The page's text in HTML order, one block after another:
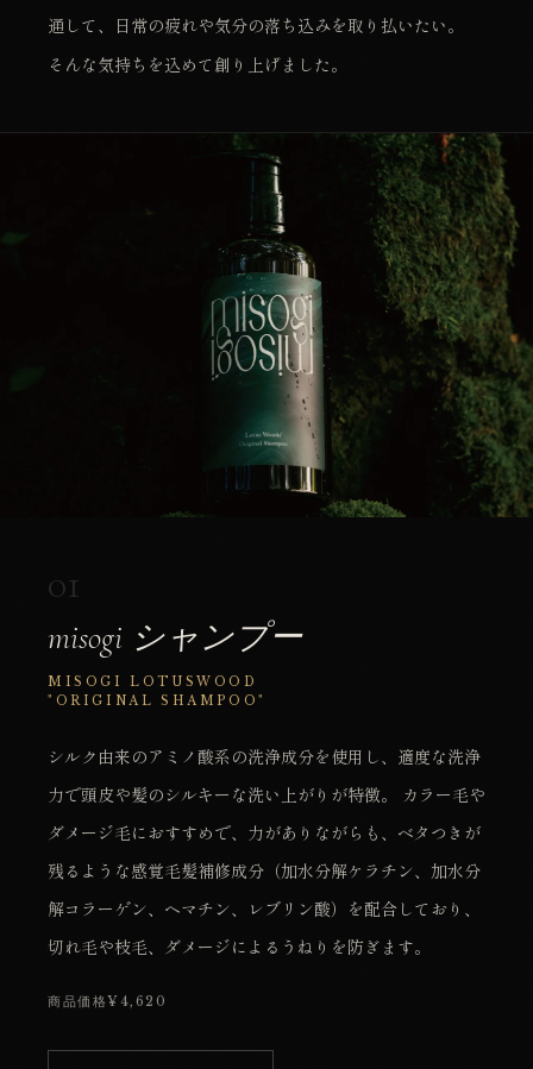
通して、日常の疲れや気分の落ち込みを取り払いたい。
そんな気持ちを込めて創り上げました。
01
misogi シャンプー
MISOGI LOTUSWOOD
"ORIGINAL SHAMPOO"
シルク由来のアミノ酸系の洗浄成分を使用し、適度な洗浄
力で頭皮や髪のシルキーな洗い上がりが特徴。 カラー毛や
ダメージ毛におすすめで、力がありながらも、ベタつきが
残るような感覚毛髪補修成分（加水分解ケラチン、加水分
解コラーゲン、ヘマチン、レブリン酸）を配合しており、
切れ毛や枝毛、ダメージによるうねりを防ぎます。
商品価格¥4,620